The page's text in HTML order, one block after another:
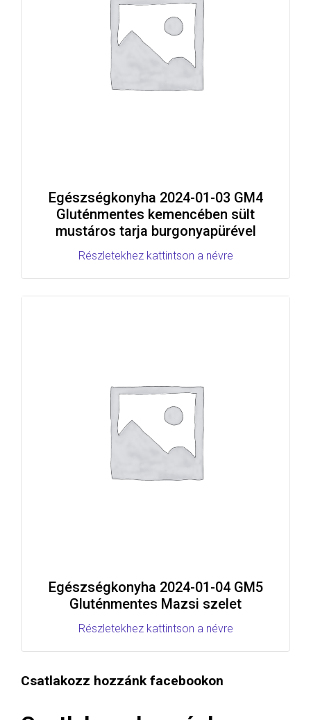
Egészségkonyha 2024-01-03 GM4
Gluténmentes kemencében sült
mustáros tarja burgonyapürével
Részletekhez kattintson a névre
Egészségkonyha 2024-01-04 GM5
Gluténmentes Mazsi szelet
Részletekhez kattintson a névre
Csatlakozz hozzánk facebookon